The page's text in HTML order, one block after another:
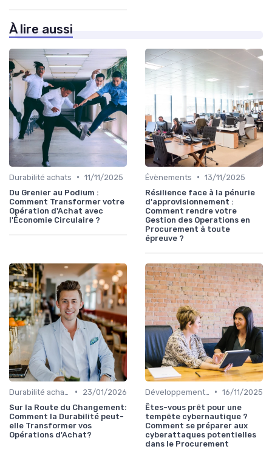
À lire aussi
Durabilité achats • 11/11/2025
Du Grenier au Podium :
Comment Transformer votre
Opération d'Achat avec
l'Économie Circulaire ?
Évènements • 13/11/2025
Résilience face à la pénurie
d'approvisionnement :
Comment rendre votre
Gestion des Operations en
Procurement à toute
épreuve ?
•
23/01/2026
Sur la Route du Changement:
Comment la Durabilité peut-
elle Transformer vos
Opérations d'Achat?
• 16/11/2025
Êtes-vous prêt pour une
tempête cybernautique ?
Comment se préparer aux
cyberattaques potentielles
dans le Procurement